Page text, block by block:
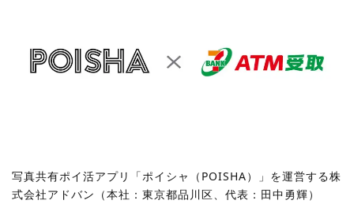
写真共有ポイ活アプリ「ポイシャ（POISHA）」を運営する株
式会社アドバン（本社：東京都品川区、代表：田中勇輝）